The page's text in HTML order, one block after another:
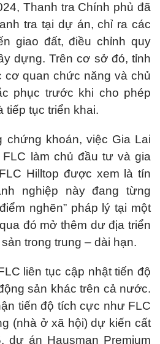
Thanh tra Chính phủ đã
tra tại dự án, chỉ ra các
giao đất, điều chỉnh quy
dựng. Trên cơ sở đó, tỉnh
cơ quan chức năng và chủ
phục trước khi cho phép
tiếp tục triển khai.
chứng khoán, việc Gia Lai
làm chủ đầu tư và gia
Hilltop được xem là tín
nghiệp này đang từng
nghẽn” pháp lý tại một
đó mở thêm dư địa triển
trong trung – dài hạn.
liên tục cập nhật tiến độ
sản khác trên cả nước.
tiến độ tích cực như FLC
(nhà ở xã hội) dự kiến cất
dự án Hausman Premium